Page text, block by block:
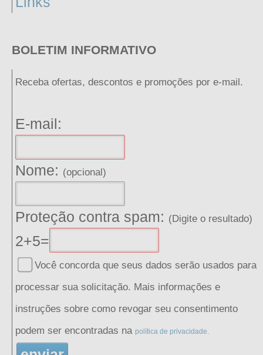
BOLETIM INFORMATIVO
Receba ofertas, descontos e promoções por e-mail.
E-mail:
Nome: (opcional)
Proteção contra spam: (Digite o resultado)
2+5=
Você concorda que seus dados serão usados ​​para
processar sua solicitação. Mais informações e
instruções sobre como revogar seu consentimento
podem ser encontradas na política de privacidade.